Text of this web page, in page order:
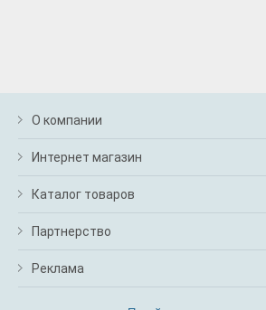
О компании
Интернет магазин
Каталог товаров
Партнерство
Реклама